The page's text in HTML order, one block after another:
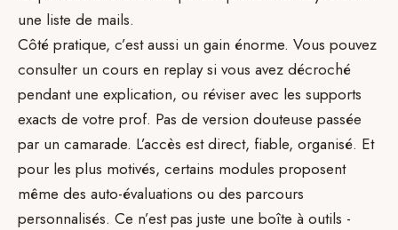
une liste de mails.
Côté pratique, c’est aussi un gain énorme. Vous pouvez
consulter un cours en replay si vous avez décroché
pendant une explication, ou réviser avec les supports
exacts de votre prof. Pas de version douteuse passée
par un camarade. L’accès est direct, fiable, organisé. Et
pour les plus motivés, certains modules proposent
même des auto-évaluations ou des parcours
personnalisés. Ce n’est pas juste une boîte à outils -